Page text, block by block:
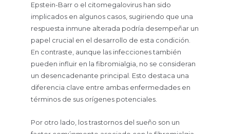
Epstein-Barr o el citomegalovirus han sido
implicados en algunos casos, sugiriendo que una
respuesta inmune alterada podría desempeñar un
papel crucial en el desarrollo de esta condición.
En contraste, aunque las infecciones también
pueden influir en la fibromialgia, no se consideran
un desencadenante principal. Esto destaca una
diferencia clave entre ambas enfermedades en
términos de sus orígenes potenciales.
Por otro lado, los trastornos del sueño son un